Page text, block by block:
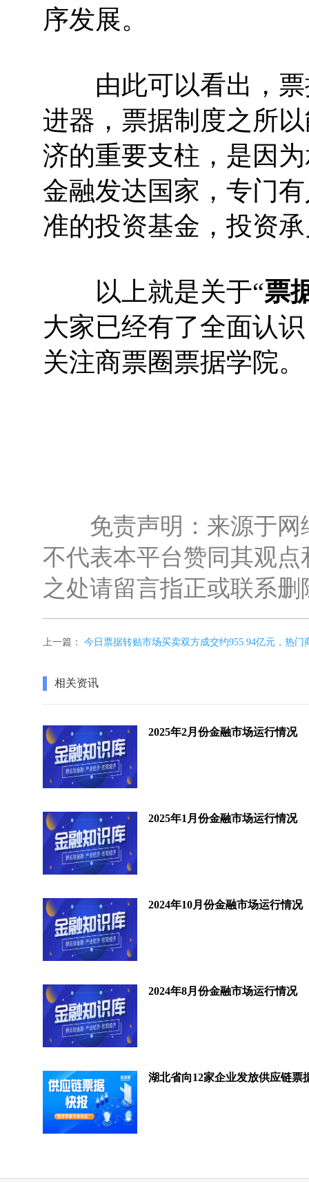
序发展。
由此可以看出，票
进器，票据制度之所
济的重要支柱，是因
金融发达国家，专门
准的投资基金，投资
以上就是关于“票
大家已经有了全面认
关注商票圈票据学院。
免责声明：来源于网
不代表本平台赞同其观
之处请留言指正或联系删
上一篇： 今日票据转贴市场买卖双方成交约955.94亿元，热门
相关资讯
2025年2月份金融市场运行情况
2025年1月份金融市场运行情况
2024年10月份金融市场运行情况
2024年8月份金融市场运行情况